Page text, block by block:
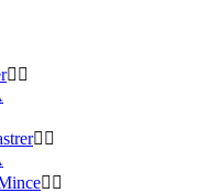
 
 
 